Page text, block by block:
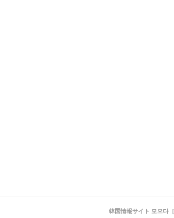
韓国情報サイト 모으다